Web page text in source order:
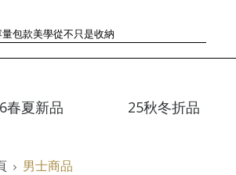
包款美學從不只是收納
降臨，將時髦夏季全部收藏
典藏特惠·折上再折
』降臨，將時髦夏季全部收藏
春夏新品 25秋冬折品
男士商品